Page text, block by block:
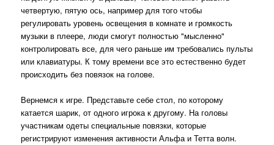
четвертую, пятую ось, например для того чтобы
регулировать уровень освещения в комнате и громкость
музыки в плеере, люди смогут полностью "мысленно"
контролировать все, для чего раньше им требовались пульты
или клавиатуры. К тому времени все это естественно будет
происходить без повязок на голове.
Вернемся к игре. Представьте себе стол, по которому
катается шарик, от одного игрока к другому. На головы
участникам одеты специальные повязки, которые
регистрируют изменения активности Альфа и Тетта волн.